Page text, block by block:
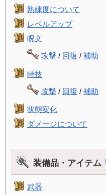
熟練度について
レベルアップ
呪文
攻撃 / 回復 /補助
特技
攻撃 / 回復 /補助
状態変化
ダメージについて
装備品・アイテム†
武器